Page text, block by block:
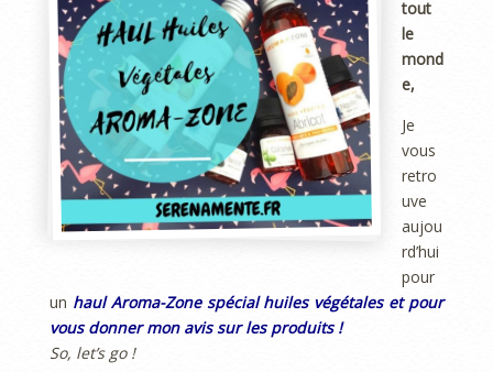
tout
le
mond
e,
Je
vous
retro
uve
aujou
rd’hui
pour
un haul Aroma-Zone spécial huiles végétales et pour
vous donner mon avis sur les produits !
So, let’s go !